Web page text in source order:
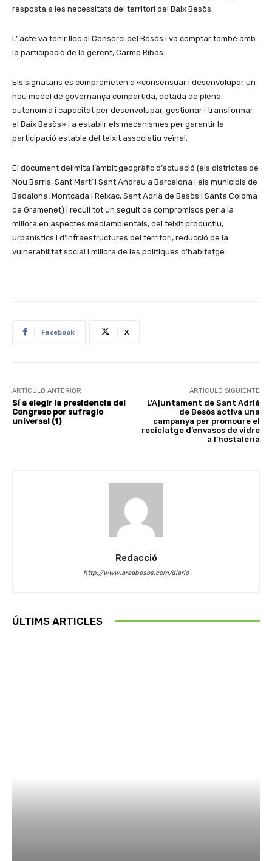
resposta a les necessitats del territori del Baix Besòs.
L’ acte va tenir lloc al Consorci del Besòs i va comptar també amb
la participació de la gerent, Carme Ribas.
Els signataris es comprometen a «consensuar i desenvolupar un
nou model de governança compartida, dotada de plena
autonomia i capacitat per desenvolupar, gestionar i transformar
el Baix Besòs» i a establir els mecanismes per garantir la
participació estable del teixit associatiu veïnal.
El document delimita l’àmbit geogràfic d’actuació (els districtes de
Nou Barris, Sant Martí i Sant Andreu a Barcelona i els municipis de
Badalona, Montcada i Reixac, Sant Adrià de Besòs i Santa Coloma
de Gramenet) i recull tot un seguit de compromisos per a la
millora en aspectes mediambientals, del teixit productiu,
urbanístics i d’infraestructures del territori, reducció de la
vulnerabilitat social i millora de les polítiques d’habitatge.
Facebook X
ARTÍCULO ANTERIOR
Sí a elegir la presidencia del
Congreso por sufragio
universal (1)
ARTÍCULO SIGUIENTE
L’Ajuntament de Sant Adrià
de Besòs activa una
campanya per promoure el
reciclatge d’envasos de vidre
a l’hostaleria
Redacció
http://www.areabesos.com/diario
ÚLTIMS ARTICLES